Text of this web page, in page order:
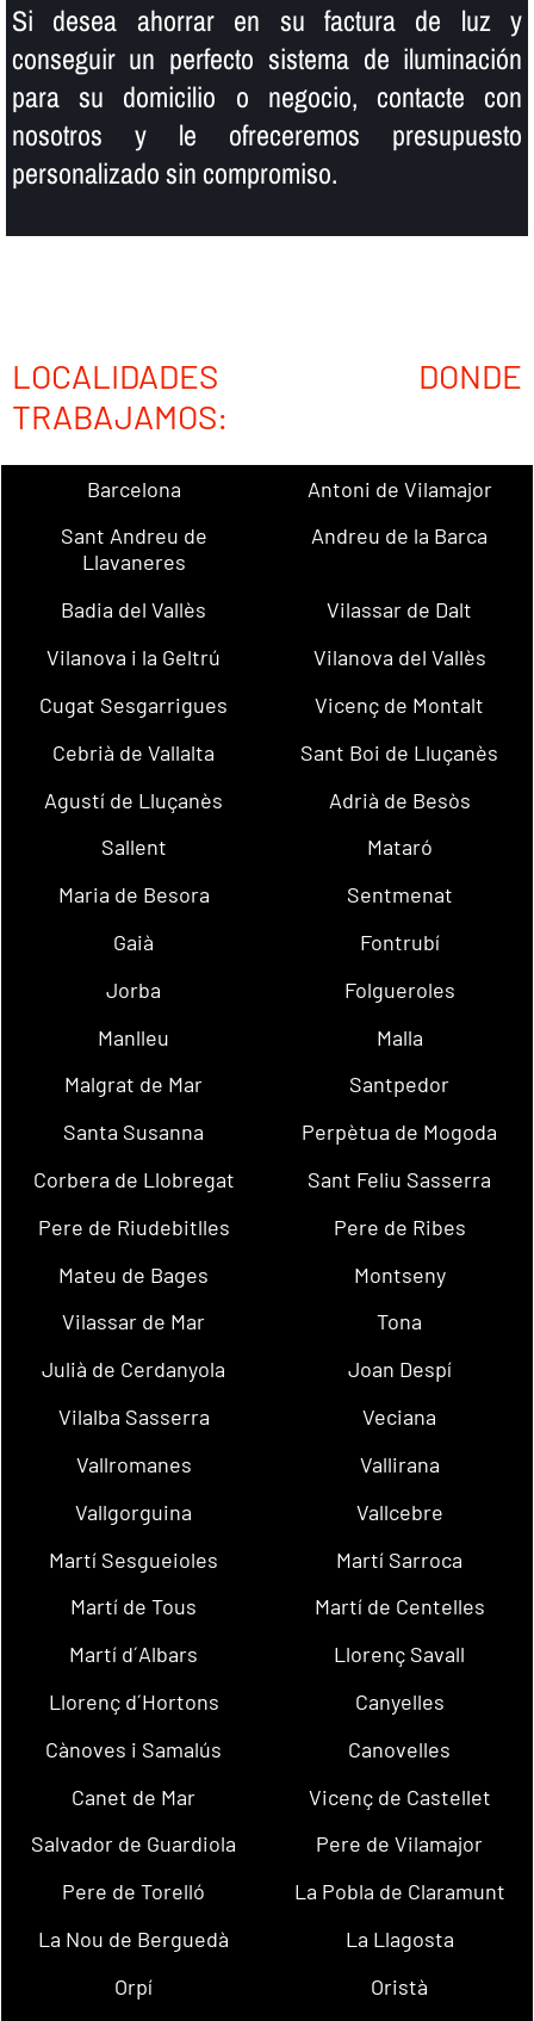
Si desea ahorrar en su factura de luz y
conseguir un perfecto sistema de iluminación
para su domicilio o negocio, contacte con
nosotros y le ofreceremos presupuesto
personalizado sin compromiso.
LOCALIDADES DONDE
TRABAJAMOS:
Barcelona
Antoni de Vilamajor
Sant Andreu de
Llavaneres
Andreu de la Barca
Badia del Vallès
Vilassar de Dalt
Vilanova i la Geltrú
Vilanova del Vallès
Cugat Sesgarrigues
Vicenç de Montalt
Cebrià de Vallalta
Sant Boi de Lluçanès
Agustí de Lluçanès
Adrià de Besòs
Sallent
Mataró
Maria de Besora
Sentmenat
Gaià
Fontrubí
Jorba
Folgueroles
Manlleu
Malla
Malgrat de Mar
Santpedor
Santa Susanna
Perpètua de Mogoda
Corbera de Llobregat
Sant Feliu Sasserra
Pere de Riudebitlles
Pere de Ribes
Mateu de Bages
Montseny
Vilassar de Mar
Tona
Julià de Cerdanyola
Joan Despí
Vilalba Sasserra
Veciana
Vallromanes
Vallirana
Vallgorguina
Vallcebre
Martí Sesgueioles
Martí Sarroca
Martí de Tous
Martí de Centelles
Martí d´Albars
Llorenç Savall
Llorenç d´Hortons
Canyelles
Cànoves i Samalús
Canovelles
Canet de Mar
Vicenç de Castellet
Salvador de Guardiola
Pere de Vilamajor
Pere de Torelló
La Pobla de Claramunt
La Nou de Berguedà
La Llagosta
Orpí
Oristà